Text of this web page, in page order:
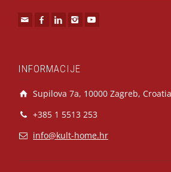
INFORMACIJE
Supilova 7a, 10000 Zagreb, Croatia
+385 1 5513 253
info@kult-home.hr